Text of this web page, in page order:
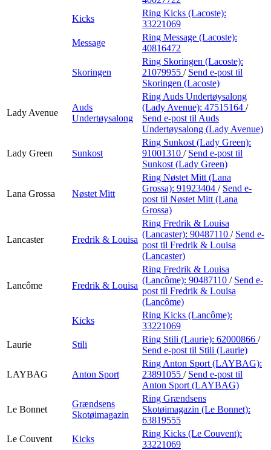
Kicks
Ring Kicks (Lacoste):
33221069
Message
Ring Message (Lacoste):
40816472
Skoringen
Ring Skoringen (Lacoste):
21079955 / Send e-post til
Skoringen (Lacoste)
Lady Avenue
Auds
Undertøysalong
Ring Auds Undertøysalong
(Lady Avenue): 47515164 /
Send e-post til Auds
Undertøysalong (Lady Avenue)
Lady Green Sunkost
Ring Sunkost (Lady Green):
91001310 / Send e-post til
Sunkost (Lady Green)
Lana Grossa Nøstet Mitt
Ring Nøstet Mitt (Lana
Grossa): 91923404 / Send e-
post til Nøstet Mitt (Lana
Grossa)
Lancaster Fredrik & Louisa
Ring Fredrik & Louisa
(Lancaster): 90487110 / Send e-
post til Fredrik & Louisa
(Lancaster)
Lancôme Fredrik & Louisa
Ring Fredrik & Louisa
(Lancôme): 90487110 / Send e-
post til Fredrik & Louisa
(Lancôme)
Kicks
Ring Kicks (Lancôme):
33221069
Laurie
Stili
Ring Stili (Laurie): 62000866 /
Send e-post til Stili (Laurie)
LAYBAG Anton Sport
Ring Anton Sport (LAYBAG):
23891055 / Send e-post til
Anton Sport (LAYBAG)
Le Bonnet
Grændsens
Skotøimagazin
Ring Grændsens
Skotøimagazin (Le Bonnet):
63819555
Le Couvent
Kicks
Ring Kicks (Le Couvent):
33221069